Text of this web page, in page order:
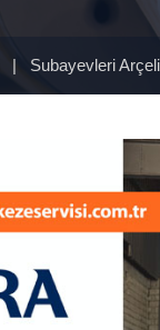
| Subayevleri